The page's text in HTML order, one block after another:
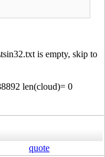
is empty, skip to
len(cloud)= 0
quote